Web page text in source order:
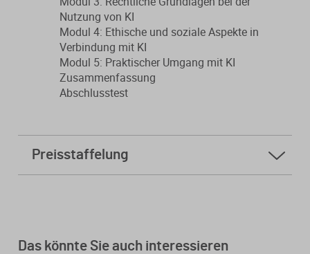
Nutzung von KI
Modul 4: Ethische und soziale Aspekte in
Verbindung mit KI
Modul 5: Praktischer Umgang mit KI
Zusammenfassung
Abschlusstest
Preisstaffelung
Das könnte Sie auch interessieren